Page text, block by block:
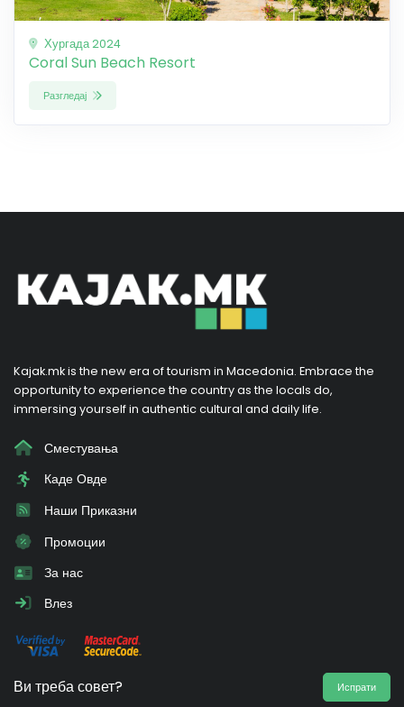
Хургада 2024
Coral Sun Beach Resort
Разгледај
Kajak.mk is the new era of tourism in Macedonia. Embrace the
opportunity to experience the country as the locals do,
immersing yourself in authentic cultural and daily life.
Сместувања
Каде Овде
Наши Приказни
Промоции
За нас
Влез
Ви треба совет? Испрати